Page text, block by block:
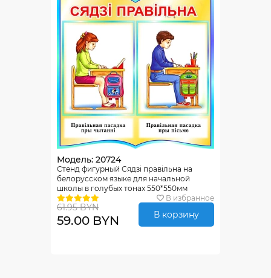
Модель: 20724
Стенд фигурный Сядзi правiльна на
белорусском языке для начальной
школы в голубых тонах 550*550мм
В избранное
61.95 BYN
59.00 BYN В корзину